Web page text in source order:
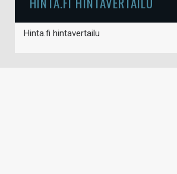
Hinta.fi hintavertailu